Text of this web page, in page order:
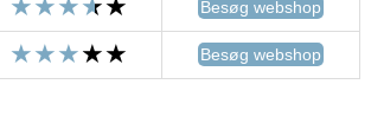
Besøg webshop
Besøg webshop